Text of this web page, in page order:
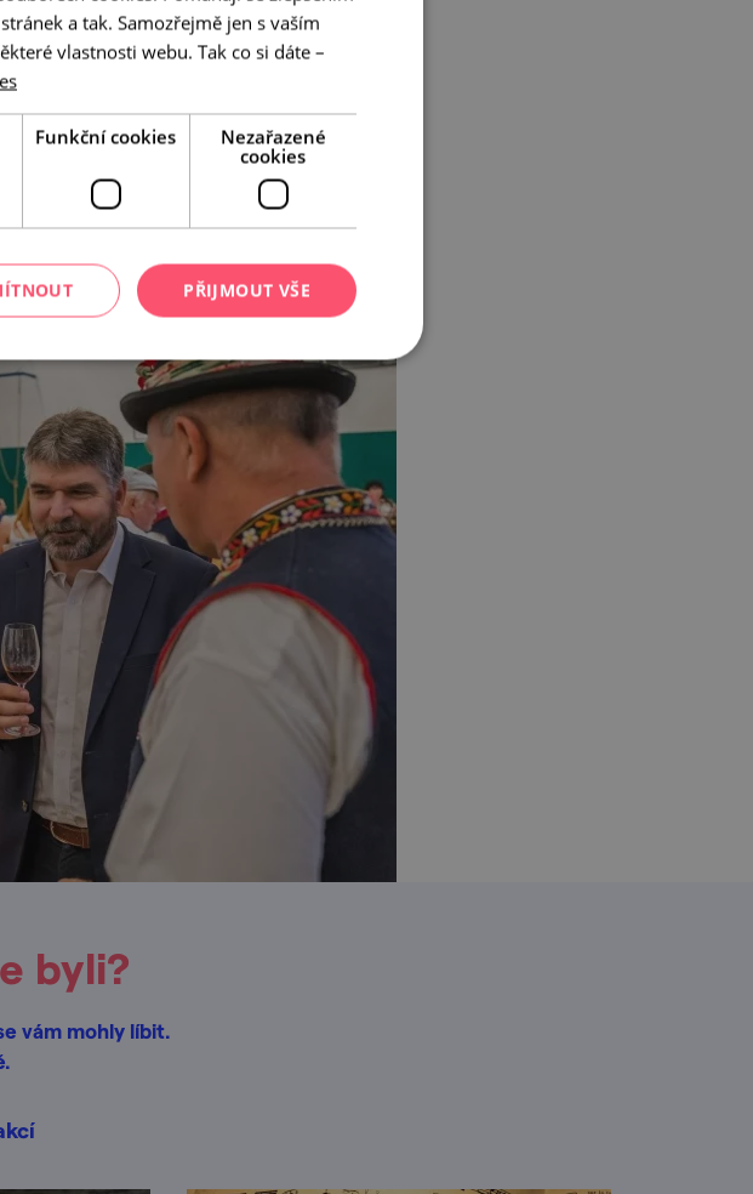
a.s. a další
byli?
vám mohly líbit.
a tak. Samozřejmě jen s vaším
vlastnosti webu. Tak co si dáte –
Funkční cookies
Nezařazené
cookies
PŘIJMOUT VŠE